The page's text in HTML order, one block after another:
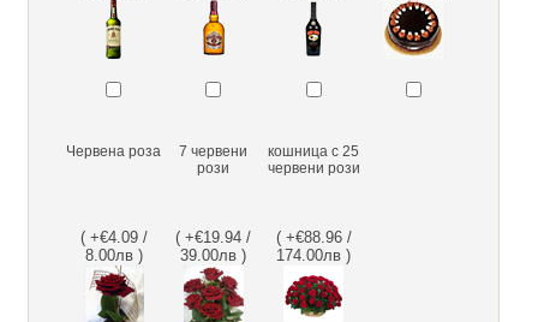
Червена роза
( +€4.09 /
8.00лв )
7 червени
рози
( +€19.94 /
39.00лв )
кошница с 25
червени рози
( +€88.96 /
174.00лв )